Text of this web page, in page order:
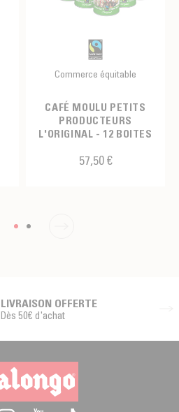
Commerce équitable
CAFÉ MOULU PETITS
PRODUCTEURS
L'ORIGINAL - 12 BOITES
57,50 €
LIVRAISON OFFERTE
Dès 50€ d'achat